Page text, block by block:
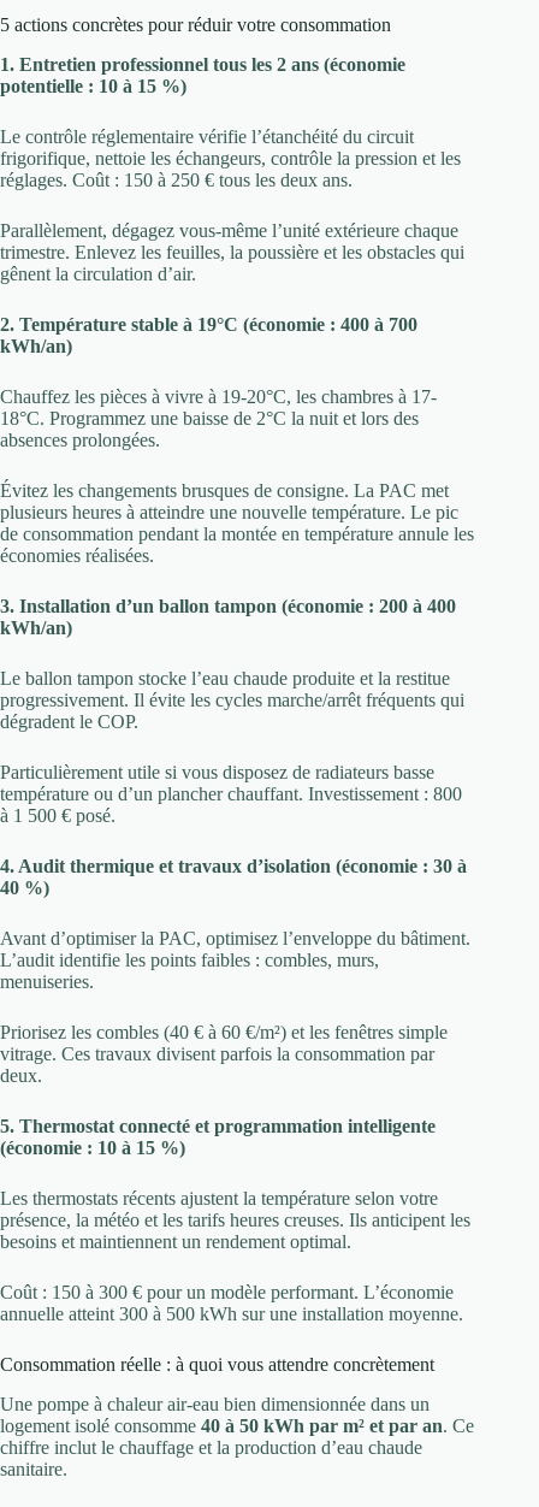
5 actions concrètes pour réduir votre consommation
1. Entretien professionnel tous les 2 ans (économie
potentielle : 10 à 15 %)
Le contrôle réglementaire vérifie l’étanchéité du circuit
frigorifique, nettoie les échangeurs, contrôle la pression et les
réglages. Coût : 150 à 250 € tous les deux ans.
Parallèlement, dégagez vous-même l’unité extérieure chaque
trimestre. Enlevez les feuilles, la poussière et les obstacles qui
gênent la circulation d’air.
2. Température stable à 19°C (économie : 400 à 700
kWh/an)
Chauffez les pièces à vivre à 19-20°C, les chambres à 17-
18°C. Programmez une baisse de 2°C la nuit et lors des
absences prolongées.
Évitez les changements brusques de consigne. La PAC met
plusieurs heures à atteindre une nouvelle température. Le pic
de consommation pendant la montée en température annule les
économies réalisées.
3. Installation d’un ballon tampon (économie : 200 à 400
kWh/an)
Le ballon tampon stocke l’eau chaude produite et la restitue
progressivement. Il évite les cycles marche/arrêt fréquents qui
dégradent le COP.
Particulièrement utile si vous disposez de radiateurs basse
température ou d’un plancher chauffant. Investissement : 800
à 1 500 € posé.
4. Audit thermique et travaux d’isolation (économie : 30 à
40 %)
Avant d’optimiser la PAC, optimisez l’enveloppe du bâtiment.
L’audit identifie les points faibles : combles, murs,
menuiseries.
Priorisez les combles (40 € à 60 €/m²) et les fenêtres simple
vitrage. Ces travaux divisent parfois la consommation par
deux.
5. Thermostat connecté et programmation intelligente
(économie : 10 à 15 %)
Les thermostats récents ajustent la température selon votre
présence, la météo et les tarifs heures creuses. Ils anticipent les
besoins et maintiennent un rendement optimal.
Coût : 150 à 300 € pour un modèle performant. L’économie
annuelle atteint 300 à 500 kWh sur une installation moyenne.
Consommation réelle : à quoi vous attendre concrètement
Une pompe à chaleur air-eau bien dimensionnée dans un
logement isolé consomme 40 à 50 kWh par m² et par an. Ce
chiffre inclut le chauffage et la production d’eau chaude
sanitaire.